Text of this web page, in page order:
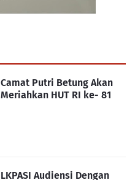
Camat Putri Betung Akan
Meriahkan HUT RI ke- 81
LKPASI Audiensi Dengan